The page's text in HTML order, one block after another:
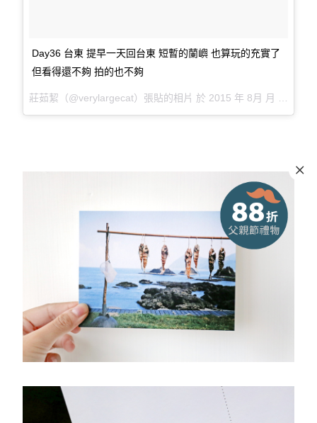
Day36 台東 提早一天回台東 短暫的蘭嶼 也算玩的充實了
但看得還不夠 拍的也不夠
莊茹絜（@verylargecat）張貼的相片 於 2015 年 8月 月 5 9:11上午 PDT